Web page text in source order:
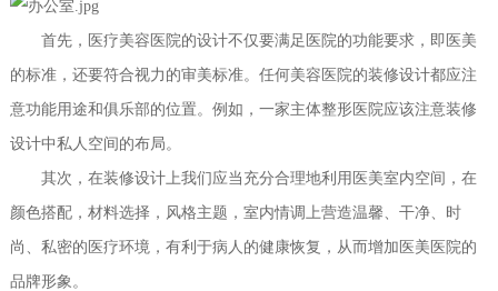
首先，医疗美容医院的设计不仅要满足医院的功能要求，即医美
的标准，还要符合视力的审美标准。任何美容医院的装修设计都应注
意功能用途和俱乐部的位置。例如，一家主体整形医院应该注意装修
设计中私人空间的布局。
其次，在装修设计上我们应当充分合理地利用医美室内空间，在
颜色搭配，材料选择，风格主题，室内情调上营造温馨、干净、时
尚、私密的医疗环境，有利于病人的健康恢复，从而增加医美医院的
品牌形象。